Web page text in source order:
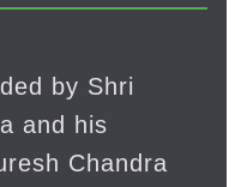
by Shri
and his
Chandra